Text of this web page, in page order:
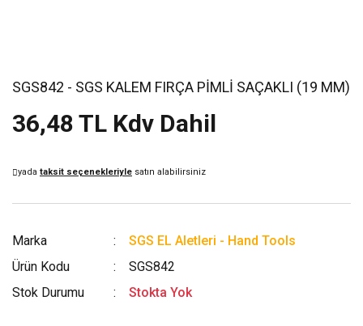
SGS842 - SGS KALEM FIRÇA PİMLİ SAÇAKLI (19 MM)
36,48 TL Kdv Dahil
yada taksit seçenekleriyle satın alabilirsiniz
Marka
SGS EL Aletleri - Hand Tools
Ürün Kodu
SGS842
Stok Durumu
Stokta Yok